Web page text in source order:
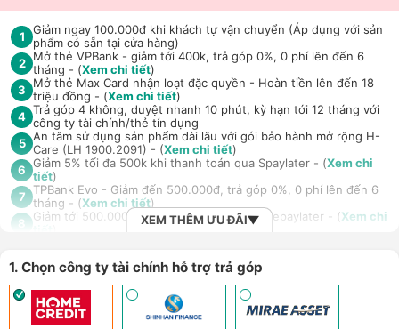
1
Giảm ngay 100.000đ khi khách tự vận chuyển (Áp dụng với sản
phẩm có sẵn tại cửa hàng)
2 Mở thẻ VPBank - giảm tới 400k, trả góp 0%, 0 phí lên đến 6
tháng - (Xem chi tiết)
3
Mở thẻ Max Card nhận loạt đặc quyền - Hoàn tiền lên đến 18
triệu đồng - (Xem chi tiết)
4 Trả góp 4 không, duyệt nhanh 10 phút, kỳ hạn tới 12 tháng với
công ty tài chính/thẻ tín dụng
5 An tâm sử dụng sản phẩm dài lâu với gói bảo hành mở rộng H-
Care (LH 1900.2091) - (Xem chi tiết)
6 Giảm 5% tối đa 500k khi thanh toán qua Spaylater - (Xem chi
tiết)
7
TPBank Evo - Giảm đến 500.000đ, trả góp 0%, 0 phí lên đến 6
tháng - (Xem chi tiết)
8
Giảm tới 500.000đ khi thanh toán qua Homepaylater - (Xem chi
XEM THÊM ƯU ĐÃI
1. Chọn công ty tài chính hỗ trợ trả góp